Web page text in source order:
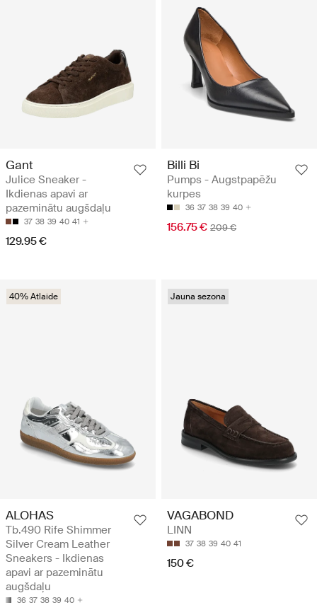
Gant
Julice Sneaker -
Ikdienas apavi ar
pazeminātu augšdaļu
37 38 39 40 41
129.95 €
Billi Bi
Pumps - Augstpapēžu
kurpes
36 37 38 39 40
156.75 € 209 €
40% Atlaide
ALOHAS
Tb.490 Rife Shimmer
Silver Cream Leather
Sneakers - Ikdienas
apavi ar pazeminātu
augšdaļu
36 37 38 39 40
Jauna sezona
VAGABOND
LINN
37 38 39 40 41
150 €